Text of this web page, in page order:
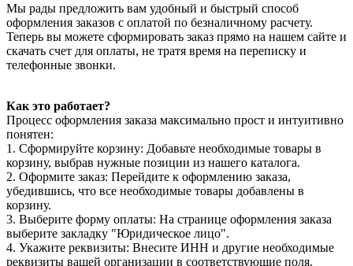
Мы рады предложить вам удобный и быстрый способ
оформления заказов с оплатой по безналичному расчету.
Теперь вы можете сформировать заказ прямо на нашем сайте и
скачать счет для оплаты, не тратя время на переписку и
телефонные звонки.
Как это работает?
Процесс оформления заказа максимально прост и интуитивно
понятен:
1. Сформируйте корзину: Добавьте необходимые товары в
корзину, выбрав нужные позиции из нашего каталога.
2. Оформите заказ: Перейдите к оформлению заказа,
убедившись, что все необходимые товары добавлены в
корзину.
3. Выберите форму оплаты: На странице оформления заказа
выберите закладку "Юридическое лицо".
4. Укажите реквизиты: Внесите ИНН и другие необходимые
реквизиты вашей организации в соответствующие поля.